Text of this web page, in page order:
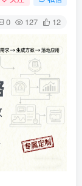
0 127 12